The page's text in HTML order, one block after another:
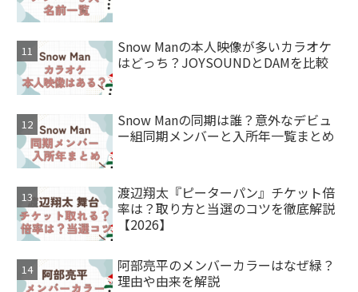
Snow Manの本人映像が多いカラオケ
はどっち？JOYSOUNDとDAMを比較
Snow Manの同期は誰？意外なデビュ
ー組同期メンバーと入所年一覧まとめ
渡辺翔太『ピーターパン』チケット倍
率は？取り方と当選のコツを徹底解説
【2026】
阿部亮平のメンバーカラーはなぜ緑？
理由や由来を解説